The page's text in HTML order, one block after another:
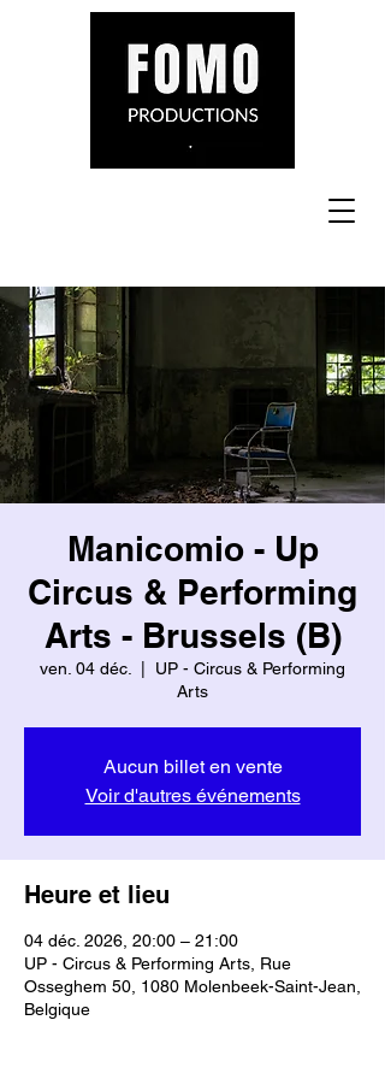
Manicomio - Up
Circus & Performing
Arts - Brussels (B)
ven. 04 déc.
UP - Circus & Performing
Arts
Aucun billet en vente
Voir d'autres événements
Heure et lieu
04 déc. 2026, 20:00 – 21:00
UP - Circus & Performing Arts, Rue
Osseghem 50, 1080 Molenbeek-Saint-Jean,
Belgique